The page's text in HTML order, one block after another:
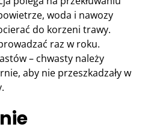
woda i nawozy
do korzeni trawy.
raz w roku.
– chwasty należy
aby nie przeszkadzały w